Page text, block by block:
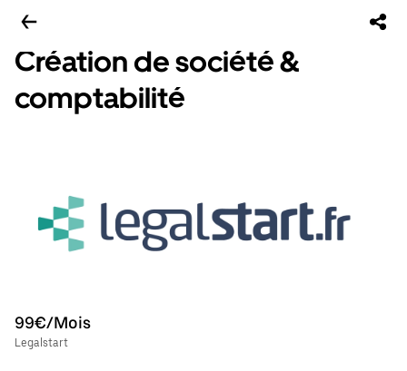
Création de société &
comptabilité
99€/Mois
Legalstart